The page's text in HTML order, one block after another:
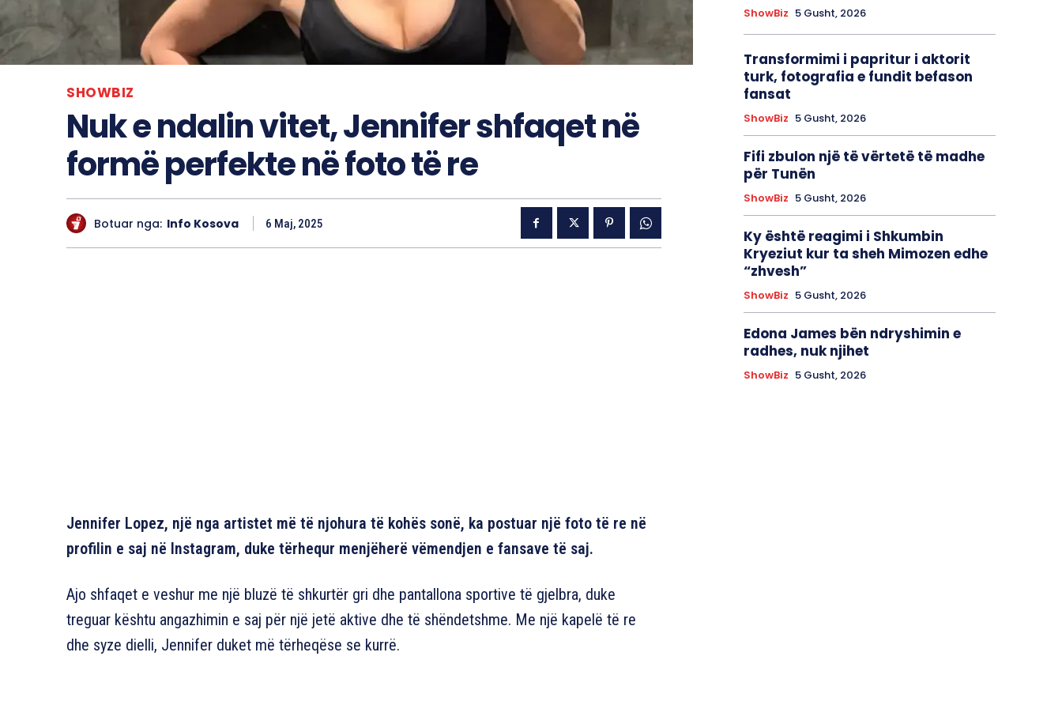
SHOWBIZ
Nuk e ndalin vitet, Jennifer shfaqet në
formë perfekte në foto të re
Botuar nga: Info Kosova 6 Maj, 2025
Jennifer Lopez, një nga artistet më të njohura të kohës sonë, ka postuar një foto të re në
profilin e saj në Instagram, duke tërhequr menjëherë vëmendjen e fansave të saj.
Ajo shfaqet e veshur me një bluzë të shkurtër gri dhe pantallona sportive të gjelbra, duke
treguar kështu angazhimin e saj për një jetë aktive dhe të shëndetshme. Me një kapelë të re
dhe syze dielli, Jennifer duket më tërheqëse se kurrë.
ShowBiz 5 Gusht, 2026
Transformimi i papritur i aktorit
turk, fotografia e fundit befason
fansat
ShowBiz 5 Gusht, 2026
Fifi zbulon një të vërtetë të madhe
për Tunën
ShowBiz 5 Gusht, 2026
Ky është reagimi i Shkumbin
Kryeziut kur ta sheh Mimozen edhe
“zhvesh”
ShowBiz 5 Gusht, 2026
Edona James bën ndryshimin e
radhes, nuk njihet
ShowBiz 5 Gusht, 2026